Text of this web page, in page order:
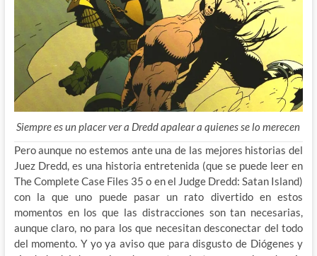
Siempre es un placer ver a Dredd apalear a quienes se lo merecen
Pero aunque no estemos ante una de las mejores historias del
Juez Dredd, es una historia entretenida (que se puede leer en
The Complete Case Files 35 o en el Judge Dredd: Satan Island)
con la que uno puede pasar un rato divertido en estos
momentos en los que las distracciones son tan necesarias,
aunque claro, no para los que necesitan desconectar del todo
del momento. Y yo ya aviso que para disgusto de Diógenes y